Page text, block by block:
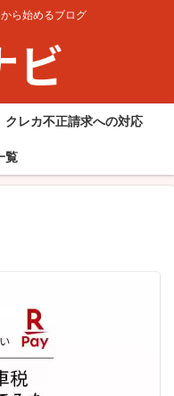
ら始めるブログ
クレカ不正請求への対応
覧